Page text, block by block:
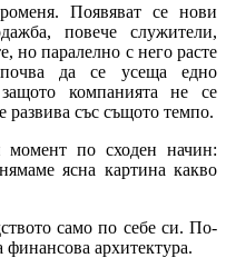
Появяват се нови
повече служители,
но паралелно с него расте
да се усеща едно
компанията не се
развива със същото темпо.
момент по сходен начин:
ясна картина какво
само по себе си. По-
финансова архитектура.